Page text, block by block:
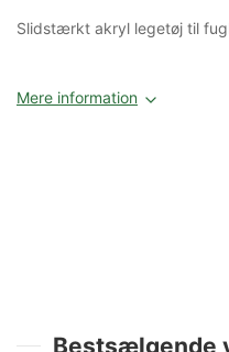
Slidstærkt akryl legetøj til
Mere information
Bestsælgende